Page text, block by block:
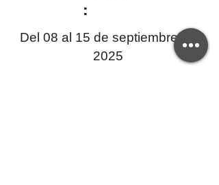
:
Del 08 al 15 de septiembre de
2025